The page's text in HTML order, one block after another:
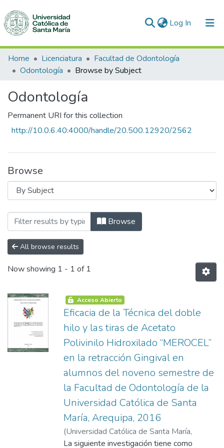
Log In (current)
Communities & Collections
All of DSpace
Home Licenciatura
Facultad de Odontología
Odontología
Browse by Subject
Odontología
Permanent URI for this collection
http://10.0.6.40:4000/handle/20.500.12920/2562
Browse
Browsing Odontología by Subject
Browse
All browse results
Now showing 1 - 1 of 1
Acceso Abierto
Eficacia de la Técnica del doble
hilo y las tiras de Acetato
Polivinilo Hidroxilado “MEROCEL”
en la retracción Gingival en
alumnos del noveno semestre de
la Facultad de Odontología de la
Universidad Católica de Santa
María, Arequipa, 2016
(Universidad Católica de Santa María,
2016-11-17)Ramos Dávila, Leyzer José
La siguiente investigación tiene como